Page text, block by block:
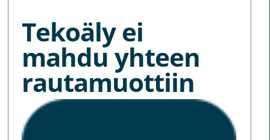
Tekoäly ei
mahdu yhteen
rautamuottiin